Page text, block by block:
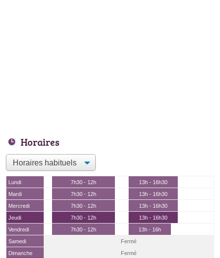
Horaires
Lundi 7h30 - 12h
13h - 16h30
Mardi
7h30 - 12h
13h - 16h30
Mercredi
7h30 - 12h
13h - 16h30
Jeudi
7h30 - 12h
13h - 16h30
Vendredi
7h30 - 12h
13h - 16h
Samedi
Fermé
Dimanche
Fermé